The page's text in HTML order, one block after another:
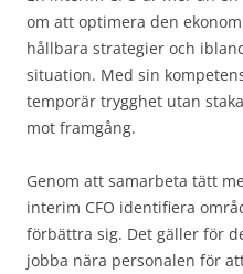
om att optimera den
hållbara strategier och
situation. Med sin
temporär trygghet utan
mot framgång.
Genom att samarbeta tätt
interim CFO identifiera
förbättra sig. Det gäller för
jobba nära personalen för